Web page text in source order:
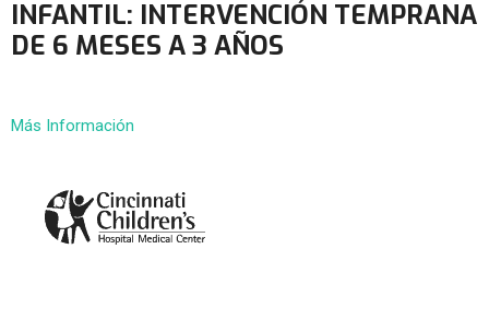
INFANTIL: INTERVENCIÓN TEMPRANA
DE 6 MESES A 3 AÑOS
Más Información